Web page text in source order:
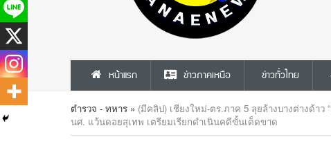
หน้าแรก ข่าวภาคเหนือ ข่าวทั่วไทย
ตำรวจ - ทหาร » (มีคลิป) เชียงใหม่-ตร.ภาค 5 ลุยล้างบางต่างด้า
นศ. แว้นดอยสุเทพ เตรียมเรียกดำเนินคดีขั้นเด็ดขาด